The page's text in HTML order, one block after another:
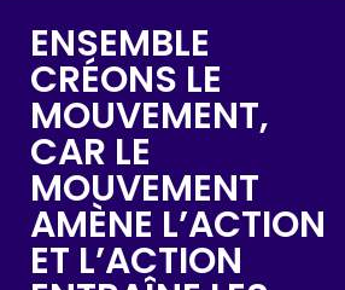
ENSEMBLE
CRÉONS LE
MOUVEMENT,
CAR LE
MOUVEMENT
AMÈNE L’ACTION
ET L’ACTION